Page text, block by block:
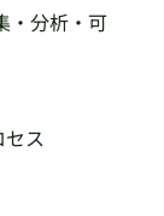
・分析・可
セス